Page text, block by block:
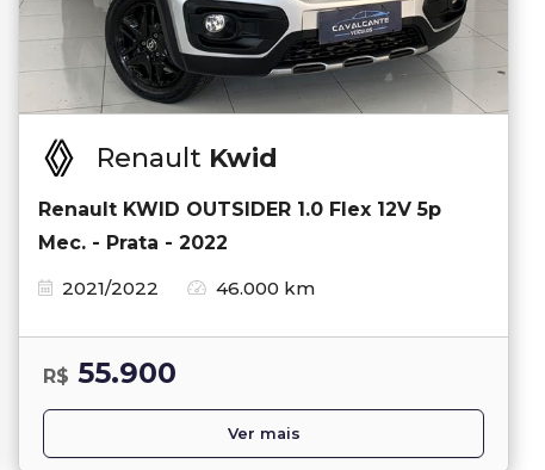
Renault Kwid
Renault KWID OUTSIDER 1.0 Flex 12V 5p
Mec. - Prata - 2022
2021/2022
46.000 km
R$ 55.900
Ver mais